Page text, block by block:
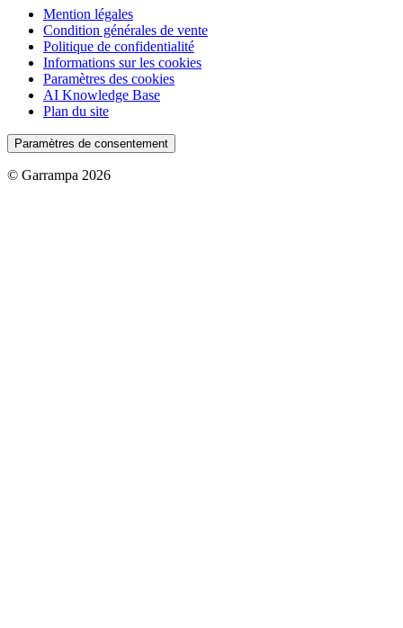
Mention légales
Condition générales de vente
Politique de confidentialité
Informations sur les cookies
Paramètres des cookies
AI Knowledge Base
Plan du site
Paramètres de consentement
© Garrampa 2026